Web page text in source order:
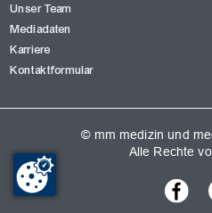
Unser Team
Mediadaten
Karriere
Kontaktformular
© mm medizin und
Alle Rechte